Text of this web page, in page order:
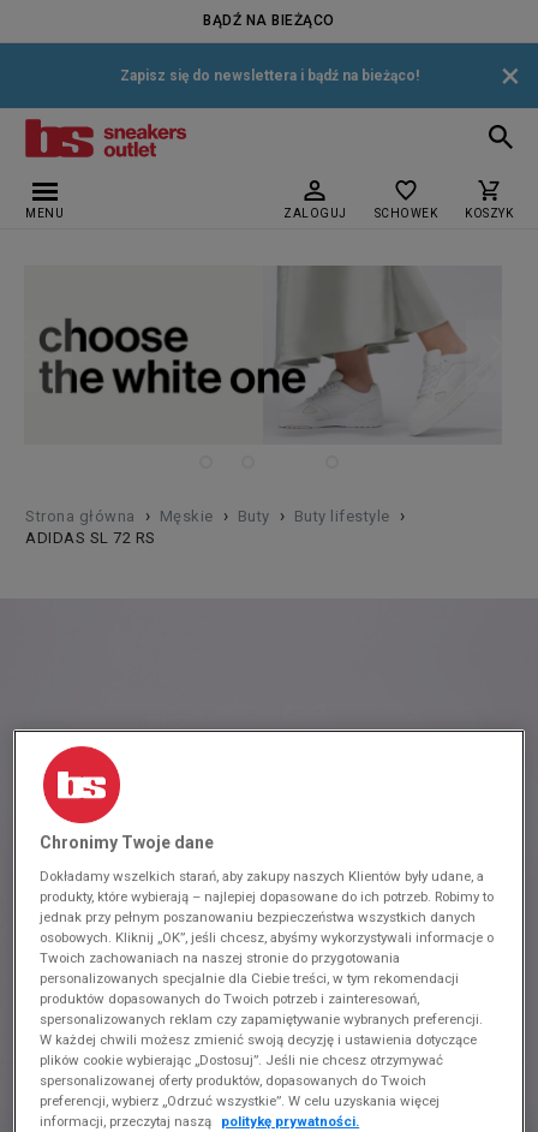
BĄDŹ NA BIEŻĄCO
Zapisz się do newslettera i bądź na bieżąco! ×
MENU ZALOGUJ SCHOWEK KOSZYK
Strona główna › Męskie › Buty › Buty lifestyle ›
ADIDAS SL 72 RS
Chronimy Twoje dane
Dokładamy wszelkich starań, aby zakupy naszych Klientów były udane, a
produkty, które wybierają – najlepiej dopasowane do ich potrzeb. Robimy to
jednak przy pełnym poszanowaniu bezpieczeństwa wszystkich danych
osobowych. Kliknij „OK”, jeśli chcesz, abyśmy wykorzystywali informacje o
Twoich zachowaniach na naszej stronie do przygotowania
personalizowanych specjalnie dla Ciebie treści, w tym rekomendacji
produktów dopasowanych do Twoich potrzeb i zainteresowań,
spersonalizowanych reklam czy zapamiętywanie wybranych preferencji.
W każdej chwili możesz zmienić swoją decyzję i ustawienia dotyczące
plików cookie wybierając „Dostosuj”. Jeśli nie chcesz otrzymywać
spersonalizowanej oferty produktów, dopasowanych do Twoich
preferencji, wybierz „Odrzuć wszystkie”. W celu uzyskania więcej
informacji, przeczytaj naszą
politykę prywatności.